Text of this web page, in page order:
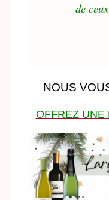
de
NOUS
OFFREZ UNE